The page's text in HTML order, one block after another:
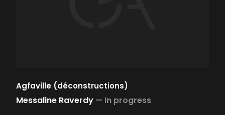
Agfaville (déconstructions)
Messaline Raverdy — In progress